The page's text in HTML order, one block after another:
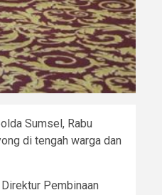
Sumsel, Rabu
di tengah warga dan
Pembinaan